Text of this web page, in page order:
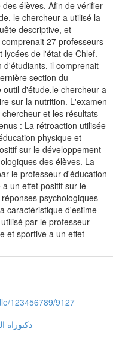
élèves. Afin de vérifier
le chercheur a utilisé la
descriptive, et
27 professeurs
lycées de l'état de Chlef.
d'étudiants, il comprenait
section du
d'étude,le chercheur a
sur la nutrition. L'examen
et les résultats
: La rétroaction utilisée
physique et
sur le développement
des élèves. La
le professeur d'éducation
un effet positif sur le
psychologiques
caractéristique d'estime
par le professeur
et sportive a un effet
123456789/9127
دكتوراه